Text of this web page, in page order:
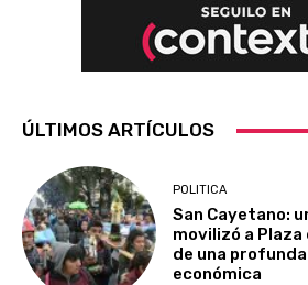
ÚLTIMOS ARTÍCULOS
POLITICA
San Cayetano:
movilizó a Plaza
de una
económica